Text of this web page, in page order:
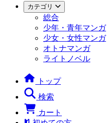
カテゴリ
総合
少年・青年マンガ
少女・女性マンガ
オトナマンガ
ライトノベル
トップ
検索
カート